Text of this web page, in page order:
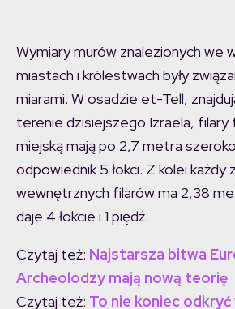
Wymiary murów znalezionych we
miastach i królestwach były
miarami. W osadzie et-Tell,
terenie dzisiejszego Izraela,
miejską mają po 2,7 metra
odpowiednik 5 łokci. Z kolei każdy
wewnętrznych filarów ma 2,38
daje 4 łokcie i 1 piędź.
Czytaj też: Najstarsza bitwa
Archeolodzy mają nową teorię
Czytaj też: To nie koniec odkryć